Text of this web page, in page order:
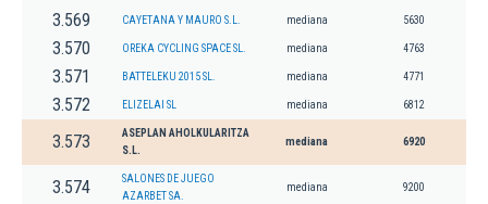
3.569 CAYETANA Y MAURO S.L. mediana 5630
3.570 OREKA CYCLING SPACE SL. mediana 4763
3.571 BATTELEKU 2015 SL. mediana 4771
3.572 ELIZELAI SL mediana 6812
3.573
ASEPLAN AHOLKULARITZA
S.L.
mediana 6920
3.574
SALONES DE JUEGO
AZARBET SA.
mediana 9200